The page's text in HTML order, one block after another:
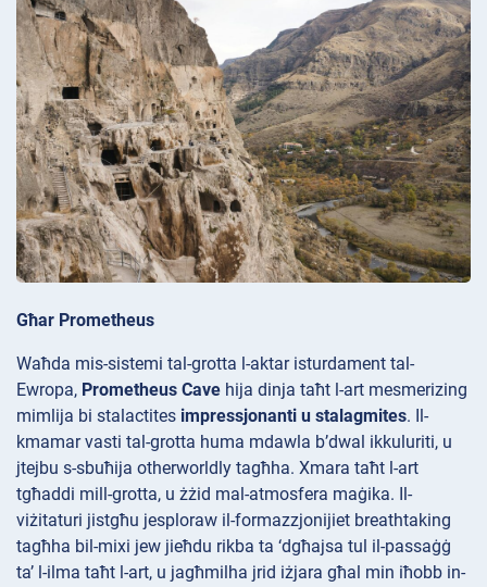
Għar Prometheus
Waħda mis-sistemi tal-grotta l-aktar isturdament tal-
Ewropa, Prometheus Cave hija dinja taħt l-art mesmerizing
mimlija bi stalactites impressjonanti u stalagmites. Il-
kmamar vasti tal-grotta huma mdawla b’dwal ikkuluriti, u
jtejbu s-sbuħija otherworldly tagħha. Xmara taħt l-art
tgħaddi mill-grotta, u żżid mal-atmosfera maġika. Il-
viżitaturi jistgħu jesploraw il-formazzjonijiet breathtaking
tagħha bil-mixi jew jieħdu rikba ta ‘dgħajsa tul il-passaġġ
ta’ l-ilma taħt l-art, u jagħmilha jrid iżjara għal min iħobb in-